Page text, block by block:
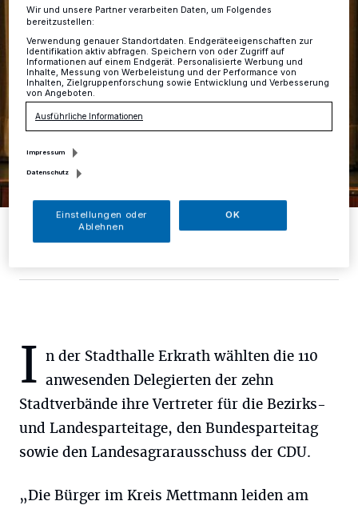
Auf dem CDU-Parteitag fordert Kreisvorsitzender Jan Heinisch
intelligent geplante und umgesetzte Umweltspuren.
I n der Stadthalle Erkrath wählten die 110
anwesenden Delegierten der zehn
Stadtverbände ihre Vertreter für die Bezirks-
und Landesparteitage, den Bundesparteitag
sowie den Landesagrarausschuss der CDU.
„Die Bürger im Kreis Mettmann leiden am
Wir und unsere Partner verarbeiten Daten, um Folgendes
bereitzustellen:
Verwendung genauer Standortdaten. Endgeräteeigenschaften zur
Identifikation aktiv abfragen. Speichern von oder Zugriff auf
Informationen auf einem Endgerät. Personalisierte Werbung und
Inhalte, Messung von Werbeleistung und der Performance von
Inhalten, Zielgruppenforschung sowie Entwicklung und Verbesserung
von Angeboten.
Ausführliche Informationen
Impressum
Datenschutz
Einstellungen oder
Ablehnen
OK